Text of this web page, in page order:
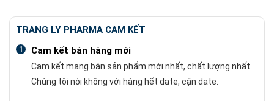
TRANG LY PHARMA CAM KẾT
1 Cam kết bán hàng mới
Cam kết mang bán sản phẩm mới nhất, chất lượng nhất.
Chúng tôi nói không với hàng hết date, cận date.